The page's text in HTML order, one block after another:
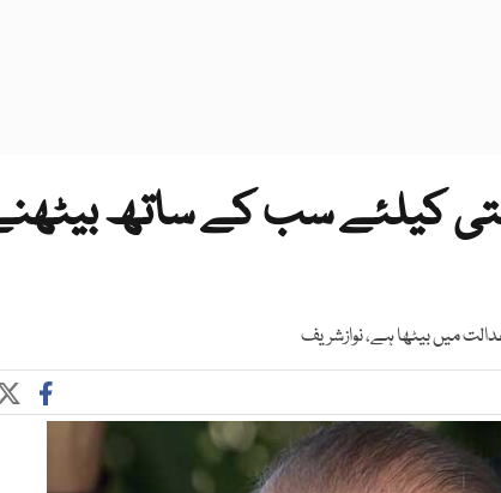
کیلئے سب کے ساتھ
میں بیٹھا ہے، نوازشریف